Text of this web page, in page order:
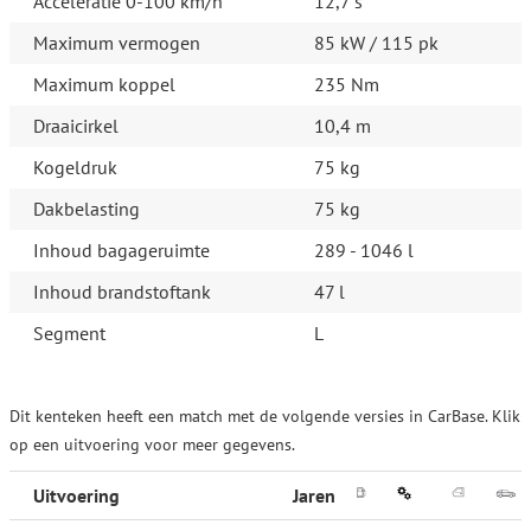
Maximum vermogen
85 kW / 115 pk
Maximum koppel
235 Nm
Draaicirkel
10,4 m
Kogeldruk
75 kg
Dakbelasting
75 kg
Inhoud bagageruimte
289 - 1046 l
Inhoud brandstoftank
47 l
Segment
L
Dit kenteken heeft een match met de volgende versies in CarBase. Klik
op een uitvoering voor meer gegevens.
Uitvoering Jaren